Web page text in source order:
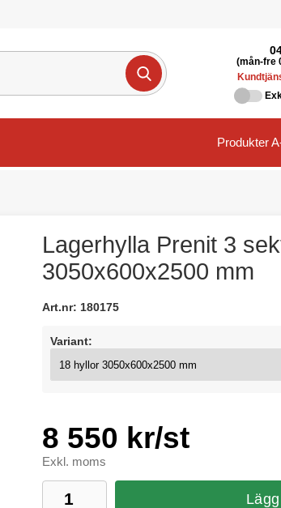
(mån-fre
Produkter
Lagerhylla Prenit 3
3050x600x2500 mm
Art.nr: 180175
Variant:
8 550 kr/st
Exkl. moms